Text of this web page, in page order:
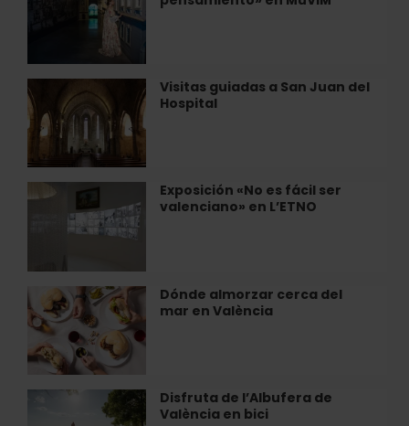
pensamiento»
en
MuVIM
Visitas guiadas a San Juan del
Hospital
Visitas
guiadas
a
Juan
del
Hospital
Exposición «No es fácil ser
valenciano» en L’ETNO
Exposición
ser
valenciano»
en
L’ETNO
Dónde almorzar cerca del
mar en València
Dónde
almorzar
cerca
del
mar
en
Disfruta de l’Albufera de
València en bici